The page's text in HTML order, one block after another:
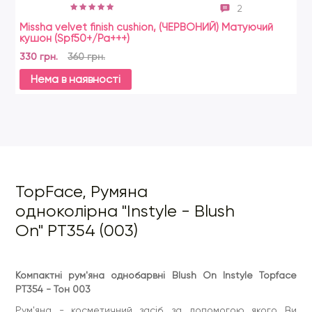
2
Missha velvet finish cushion, (ЧЕРВОНИЙ) Матуючий
кушон (Spf50+/Pa+++)
330 грн. 360 грн.
Нема в наявності
TopFace, Румяна
одноколірна "Instyle - Blush
On" PT354 (003)
Компактні рум'яна однобарвні Blush On Instyle Topface
PT354 - Тон 003